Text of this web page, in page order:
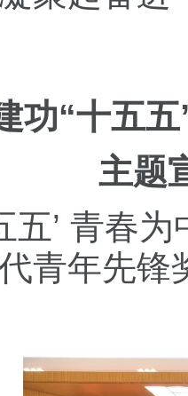
功“十五
主题
五’ 青春
青年先